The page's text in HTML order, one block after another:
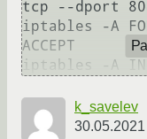
tcp --dport
iptables -A
ACCEPT
k_savelev